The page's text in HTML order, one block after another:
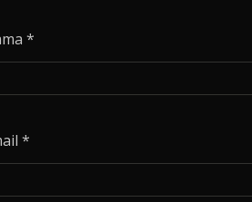
*
*